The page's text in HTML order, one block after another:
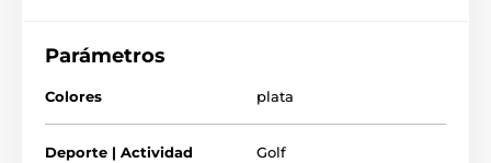
de consultar nuestros precios fantásticos para pedidos al por
mayor.
Tómese el tiempo de ver nuestro breve video a continuación
Parámetros
Colores plata
Deporte | Actividad Golf